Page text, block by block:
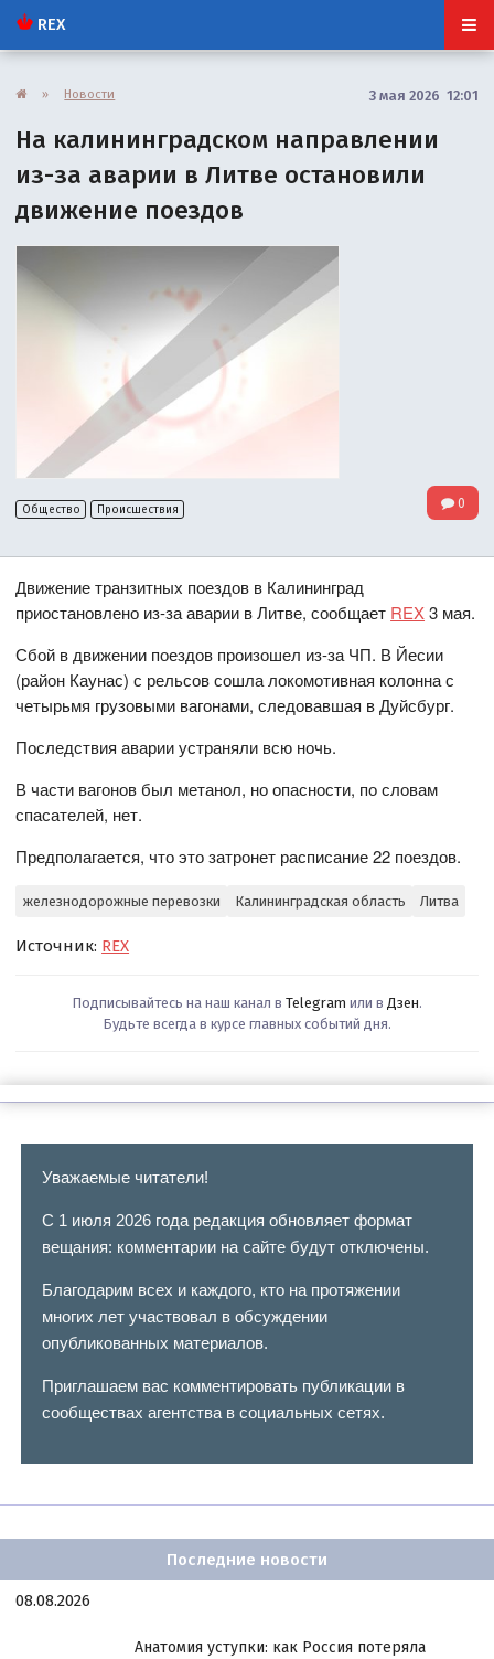
REX
» Новости 3 мая 2026 12:01
На калининградском направлении
из-за аварии в Литве остановили
движение поездов
Общество Происшествия 0
Движение транзитных поездов в Калининград
приостановлено из-за аварии в Литве, сообщает REX3 мая.
Сбой в движении поездов произошел из-за ЧП. В Йесии
(район Каунас) с рельсов сошла локомотивная колонна с
четырьмя грузовыми вагонами, следовавшая в Дуйсбург.
Последствия аварии устраняли всю ночь.
В части вагонов был метанол, но опасности, по словам
спасателей, нет.
Предполагается, что это затронет расписание 22 поездов.
железнодорожные перевозки Калининградская область Литва
Источник: REX
Подписывайтесь на наш канал в Telegram или в Дзен.
Будьте всегда в курсе главных событий дня.
Уважаемые читатели!
С 1 июля 2026 года редакция обновляет формат
вещания: комментарии на сайте будут отключены.
Благодарим всех и каждого, кто на протяжении
многих лет участвовал в обсуждении
опубликованных материалов.
Приглашаем вас комментировать публикации в
сообществах агентства в социальных сетях.
Последние новости
08.08.2026
Анатомия уступки: как Россия потеряла